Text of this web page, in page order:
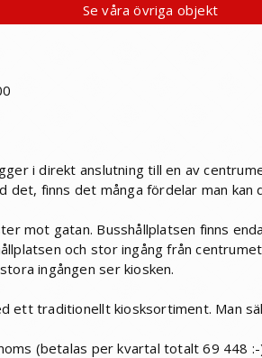
Se våra övriga objekt
i direkt anslutning till en av
det, finns det många fördelar man kan
mot gatan. Busshållplatsen finns
och stor ingång från
ingången ser kiosken.
ett traditionellt kiosksortiment. Man
(betalas per kvartal totalt 69 448